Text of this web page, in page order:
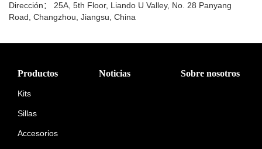
Dirección： 25A, 5th Floor, Liando U Valley, No. 28 Panyang
Road, Changzhou, Jiangsu, China
Productos
Kits
Sillas
Accesorios
Noticias Sobre nosotros